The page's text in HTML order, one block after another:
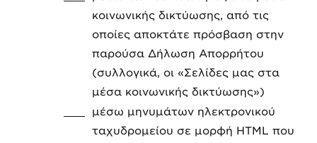
κοινωνικής δικτύωσης, από τις
οποίες αποκτάτε πρόσβαση στην
παρούσα Δήλωση Απορρήτου
(συλλογικά, οι «Σελίδες μας στα
μέσα κοινωνικής δικτύωσης»)
μέσω μηνυμάτων ηλεκτρονικού
ταχυδρομείου σε μορφή HTML που